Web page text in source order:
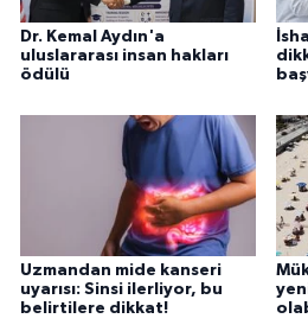
Dr. Kemal Aydın'a
uluslararası insan hakları
ödülü
Uzmandan mide kanseri
uyarısı: Sinsi ilerliyor, bu
belirtilere dikkat!